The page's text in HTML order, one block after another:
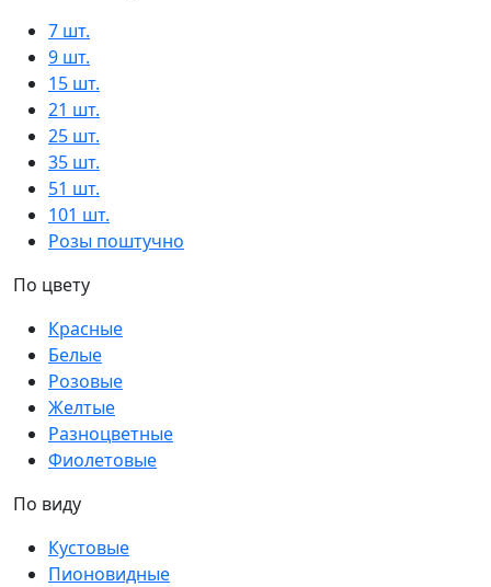
7 шт.
9 шт.
15 шт.
21 шт.
25 шт.
35 шт.
51 шт.
101 шт.
Розы поштучно
По цвету
Красные
Белые
Розовые
Желтые
Разноцветные
Фиолетовые
По виду
Кустовые
Пионовидные